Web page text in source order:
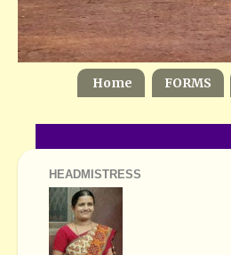
Home FORMS
HEADMISTRESS